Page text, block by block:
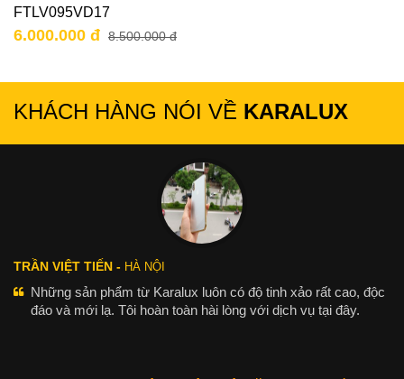
FTLV095VD17
6.000.000 đ 8.500.000 đ
KHÁCH HÀNG NÓI VỀ KARALUX
TRẦN VIỆT TIẾN - HÀ NỘI
Những sản phẩm từ Karalux luôn có độ tinh xảo rất cao, độc
đáo và mới lạ. Tôi hoàn toàn hài lòng với dịch vụ tại đây.